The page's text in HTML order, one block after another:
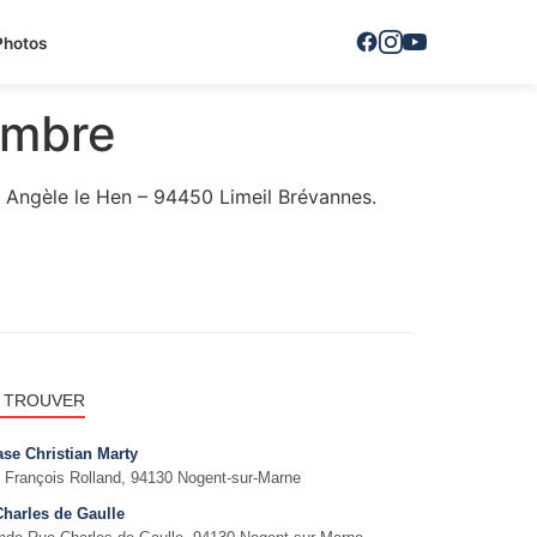
le Hen – 94450 Limeil Brévannes.
Christian Marty
François Rolland, 94130 Nogent-sur-Marne
de Gaulle